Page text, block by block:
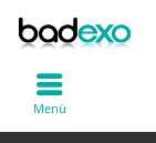
Menü